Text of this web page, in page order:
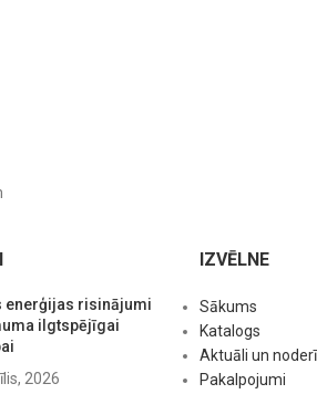
enerģijas risinājumi
ilgtspējīgai
2026
IZVĒLNE
Sākums
Katalogs
Aktuāli un
Pakalpojumi